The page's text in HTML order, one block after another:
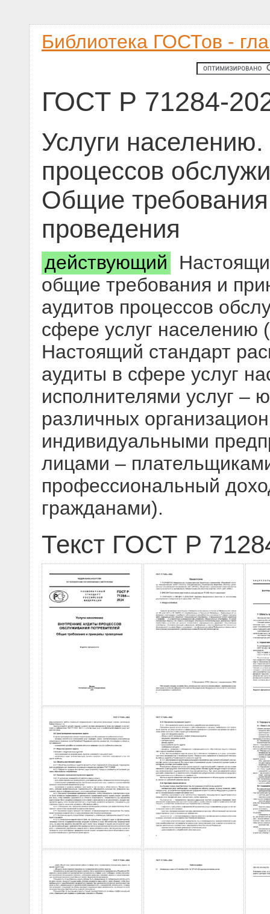
Библиотека ГОСТов -
ГОСТ Р 71284-
Услуги
процессов
Общие
проведения
действующий
общие требования и
аудитов процессов
сфере услуг населению
Настоящий стандарт
аудиты в сфере услуг
исполнителями услуг –
различных
индивидуальными
лицами –
профессиональный
гражданами).
Текст ГОСТ Р